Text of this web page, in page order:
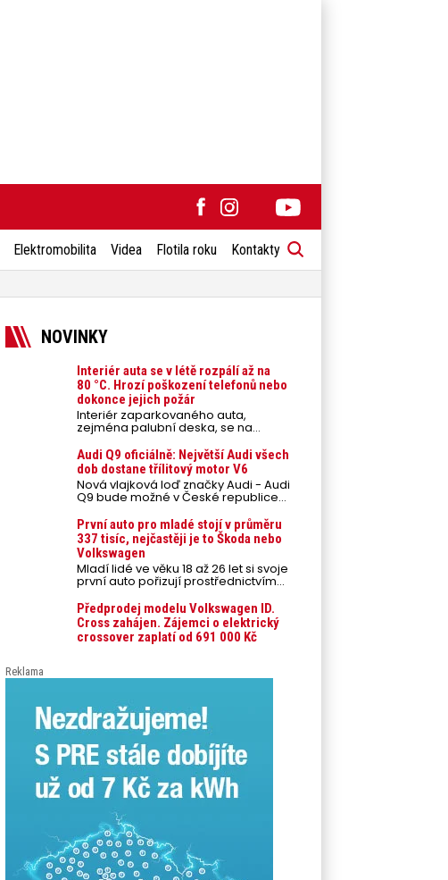
Elektromobilita Videa Flotila roku Kontakty
NOVINKY
Interiér auta se v létě rozpálí až na
80 °C. Hrozí poškození telefonů nebo
dokonce jejich požár
Interiér zaparkovaného auta,
zejména palubní deska, se na
přímém slunci může během letních
veder rozpálit až na 80 °C. Takové
teploty představují nebezpečí pro
odložené mobilní telefony,
powerbanky nebo notebooky. Můžou
urychlit stárnutí baterií, poškodit
případech i zvýšit riziko požáru.
Audi Q9 oficiálně: Největší Audi všech
dob dostane třílitový motor V6
Nová vlajková loď značky Audi - Audi
Q9 bude možné v České republice
objednávat od prvního srpnového
týdne 2026, kde budou oznámeny
také české ceny.
První auto pro mladé stojí v průměru
337 tisíc, nejčastěji je to Škoda nebo
Volkswagen
Mladí lidé ve věku 18 až 26 let si svoje
první auto pořizují prostřednictvím
úvěrového financování jako ojeté. Je
to tak u 93,3 % lidí, jen 6,7 % si pořídí
nové auto. Průměrná pořizovací
cena vozu dosahuje 337 tisíc korun a
průměrná financovaná částka
posledních 10 let (2016–2026).
Předprodej modelu Volkswagen ID.
Cross zahájen. Zájemci o elektrický
crossover zaplatí od 691 000 Kč
Reklama